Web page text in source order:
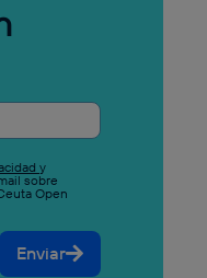
y
sobre
Open
Enviar